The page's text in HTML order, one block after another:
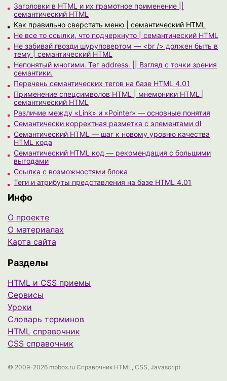
Заголовки в HTML и их грамотное применение ||
семантический HTML
Как правильно сверстать меню | семантический HTML
Не все то ссылки, что подчеркнуто | семантический HTML
Не забивай гвозди шуруповертом — <br /> должен быть в
тему | семантический HTML
Непонятый многими. Тег address. || Взгляд с точки зрения
семантики.
Перечень семантических тегов на базе HTML 4.01
Применение спецсимволов HTML | мнемоники HTML |
семантический HTML
Различие между «Link» и «Pointer» — основные понятия
Семантически корректная разметка с элементами dl
Семантический HTML — шаг к новому уровню качества
HTML кода
Семантический HTML код — рекомендация с большими
выгодами
Ссылка с возможностями блока
Теги и атрибуты представления на базе HTML 4.01
Инфо
О проекте
О материалах
Карта сайта
Разделы
HTML и CSS приемы
Сервисы
Уроки
Cловарь терминов
HTML справочник
CSS справочник
© 2009-2026 mpbox.ru Справочник HTML, CSS, Javascript.